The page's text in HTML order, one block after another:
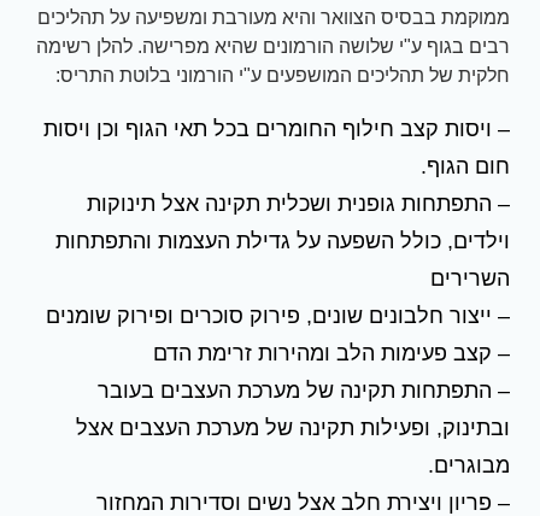
ממוקמת בבסיס הצוואר והיא מעורבת ומשפיעה על תהליכים
רבים בגוף ע"י שלושה הורמונים שהיא מפרישה. להלן רשימה
חלקית של תהליכים המושפעים ע"י הורמוני בלוטת התריס:
– ויסות קצב חילוף החומרים בכל תאי הגוף וכן ויסות
חום הגוף.
– התפתחות גופנית ושכלית תקינה אצל תינוקות
וילדים, כולל השפעה על גדילת העצמות והתפתחות
השרירים
– ייצור חלבונים שונים, פירוק סוכרים ופירוק שומנים
– קצב פעימות הלב ומהירות זרימת הדם
– התפתחות תקינה של מערכת העצבים בעובר
ובתינוק, ופעילות תקינה של מערכת העצבים אצל
מבוגרים.
– פריון ויצירת חלב אצל נשים וסדירות המחזור